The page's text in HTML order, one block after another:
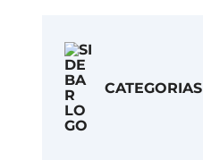
CATEGORIAS